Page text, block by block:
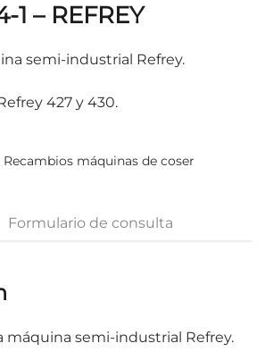
1 – REFREY
semi-industrial Refrey.
427 y 430.
Recambios máquinas de coser
Formulario de consulta
máquina semi-industrial Refrey.